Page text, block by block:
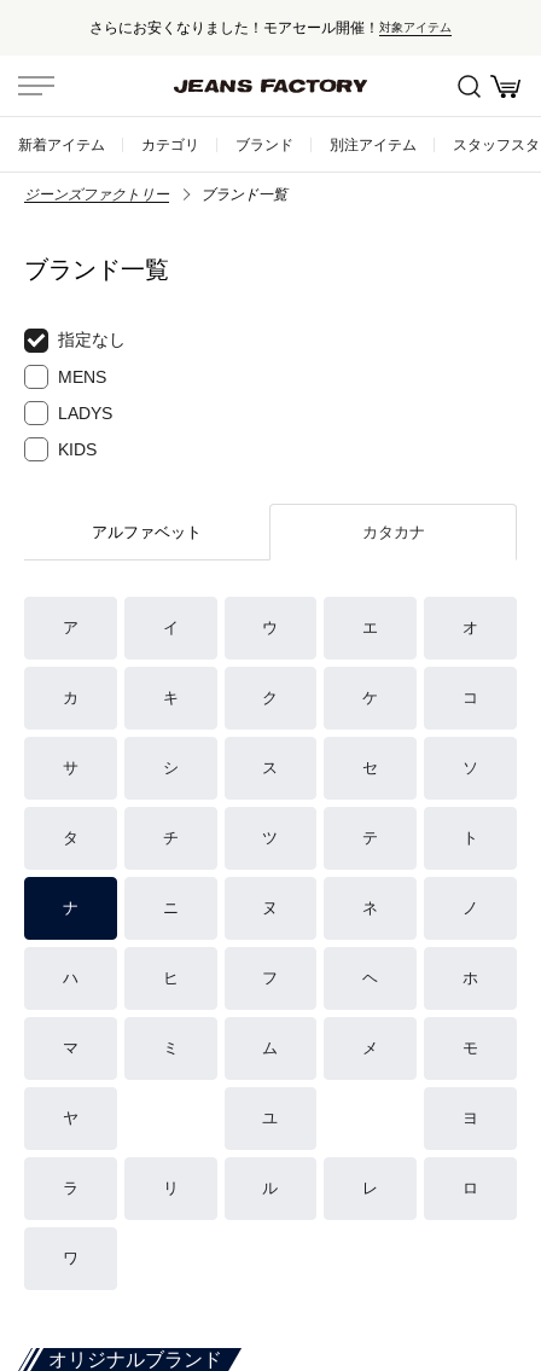
さらにお安くなりました！モアセール開催！ 対象アイテム
新着アイテム カテゴリ ブランド 別注アイテム スタッフス
ジーンズファクトリー ブランド一覧
ブランド一覧
指定なし
MENS
LADYS
KIDS
アルファベット カタカナ
ア イ ウ エ オ
カ キ ク ケ コ
サ シ ス セ ソ
タ チ ツ テ ト
ナ ニ ヌ ネ ノ
ハ ヒ フ ヘ ホ
マ ミ ム メ モ
ヤ ユ ヨ
ラ リ ル レ ロ
ワ
オリジナルブランド